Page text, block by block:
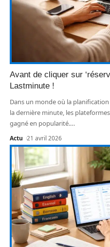
Avant de cliquer sur
Lastminute !
Dans un monde où la
la dernière minute, les
gagné en popularité.…
Actu 21 avril 2026